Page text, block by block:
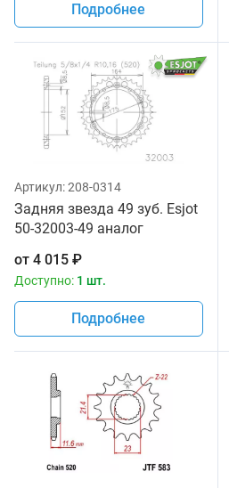
Подробнее
Артикул:208-0314
Задняя звезда 49 зуб. Esjot
50-32003-49 аналог
от 4 015 ₽
Доступно: 1 шт.
Подробнее